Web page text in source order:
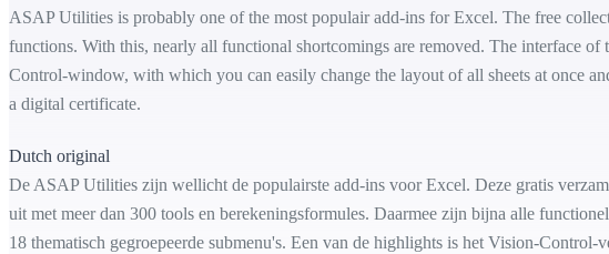
ASAP Utilities is probably one of the most populair add-ins for Excel. The free
functions. With this, nearly all functional shortcomings are removed. The interface
Control-window, with which you can easily change the layout of all sheets at once
a digital certificate.
Dutch original
De ASAP Utilities zijn wellicht de populairste add-ins voor Excel. Deze gratis
uit met meer dan 300 tools en berekeningsformules. Daarmee zijn bijna alle
18 thematisch gegroepeerde submenu's. Een van de highlights is het Vision-